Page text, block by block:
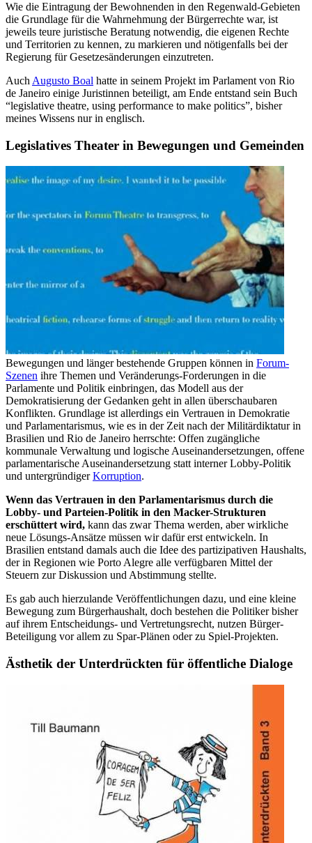
Wie die Eintragung der Bewohnenden in den Regenwald-Gebieten
die Grundlage für die Wahrnehmung der Bürgerrechte war, ist
jeweils teure juristische Beratung notwendig, die eigenen Rechte
und Territorien zu kennen, zu markieren und nötigenfalls bei der
Regierung für Gesetzesänderungen einzutreten.
Auch Augusto Boal hatte in seinem Projekt im Parlament von Rio
de Janeiro einige Juristinnen beteiligt, am Ende entstand sein Buch
“legislative theatre, using performance to make politics”, bisher
meines Wissens nur in englisch.
Legislatives Theater in Bewegungen und Gemeinden
Bewegungen und länger bestehende Gruppen können in Forum-
Szenen ihre Themen und Veränderungs-Forderungen in die
Parlamente und Politik einbringen, das Modell aus der
Demokratisierung der Gedanken geht in allen überschaubaren
Konflikten. Grundlage ist allerdings ein Vertrauen in Demokratie
und Parlamentarismus, wie es in der Zeit nach der Militärdiktatur in
Brasilien und Rio de Janeiro herrschte: Offen zugängliche
kommunale Verwaltung und logische Auseinandersetzungen, offene
parlamentarische Auseinandersetzung statt interner Lobby-Politik
und untergründigerKorruption.
Wenn das Vertrauen in den Parlamentarismus durch die
Lobby- und Parteien-Politik in den Macker-Strukturen
erschüttert wird, kann das zwar Thema werden, aber wirkliche
neue Lösungs-Ansätze müssen wir dafür erst entwickeln. In
Brasilien entstand damals auch die Idee des partizipativen Haushalts,
der in Regionen wie Porto Alegre alle verfügbaren Mittel der
Steuern zur Diskussion und Abstimmung stellte.
Es gab auch hierzulande Veröffentlichungen dazu, und eine kleine
Bewegung zum Bürgerhaushalt, doch bestehen die Politiker bisher
auf ihrem Entscheidungs- und Vertretungsrecht, nutzen Bürger-
Beteiligung vor allem zu Spar-Plänen oder zu Spiel-Projekten.
Ästhetik der Unterdrückten für öffentliche Dialoge